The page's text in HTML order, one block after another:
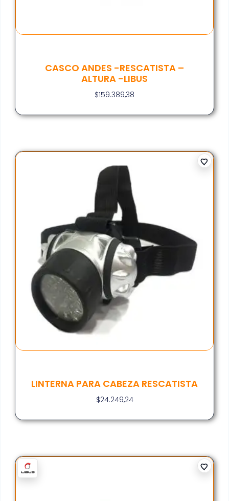
CASCO ANDES -RESCATISTA –
ALTURA -LIBUS
$159.389,38
LINTERNA PARA CABEZA RESCATISTA
$24.249,24